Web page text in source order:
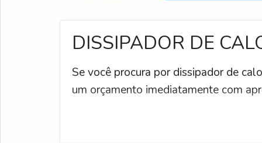
DISSIPADOR DE
Se você procura por dissipador de
um orçamento imediatamente com